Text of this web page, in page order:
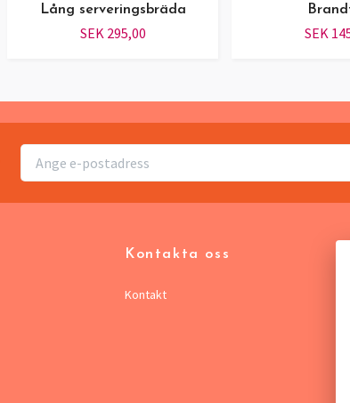
Lång serveringsbräda
SEK 295,00 SEK
Kontakta oss
Kontakt